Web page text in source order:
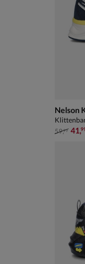
Nelson
van €
59,99 41,